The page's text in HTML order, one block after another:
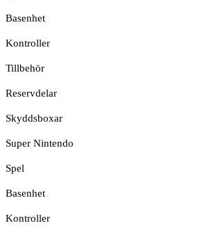
Basenhet
Kontroller
Tillbehör
Reservdelar
Skyddsboxar
Super Nintendo
Spel
Basenhet
Kontroller